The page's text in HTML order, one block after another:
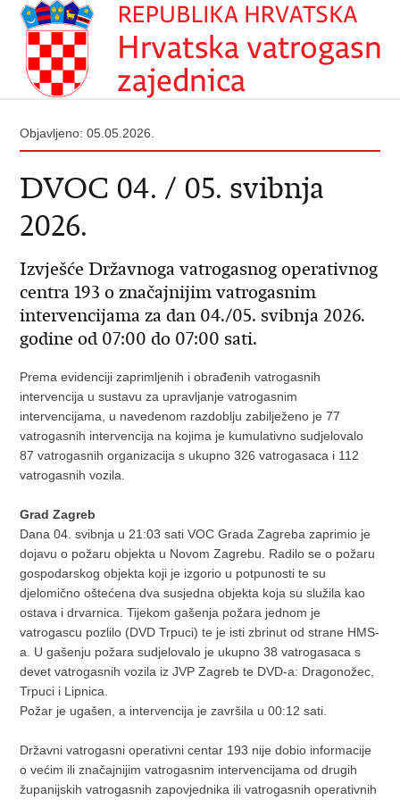
Objavljeno: 05.05.2026.
DVOC 04. / 05. svibnja
2026.
Izvješće Državnoga vatrogasnog operativnog
centra 193 o značajnijim vatrogasnim
intervencijama za dan 04./05. svibnja 2026.
godine od 07:00 do 07:00 sati.
Prema evidenciji zaprimljenih i obrađenih vatrogasnih
intervencija u sustavu za upravljanje vatrogasnim
intervencijama, u navedenom razdoblju zabilježeno je 77
vatrogasnih intervencija na kojima je kumulativno sudjelovalo
87 vatrogasnih organizacija s ukupno 326 vatrogasaca i 112
vatrogasnih vozila.
Grad Zagreb
Dana 04. svibnja u 21:03 sati VOC Grada Zagreba zaprimio je
dojavu o požaru objekta u Novom Zagrebu. Radilo se o požaru
gospodarskog objekta koji je izgorio u potpunosti te su
djelomično oštećena dva susjedna objekta koja su služila kao
ostava i drvarnica. Tijekom gašenja požara jednom je
vatrogascu pozlilo (DVD Trpuci) te je isti zbrinut od strane HMS-
a. U gašenju požara sudjelovalo je ukupno 38 vatrogasaca s
devet vatrogasnih vozila iz JVP Zagreb te DVD-a: Dragonožec,
Trpuci i Lipnica.
Požar je ugašen, a intervencija je završila u 00:12 sati.
Državni vatrogasni operativni centar 193 nije dobio informacije
o većim ili značajnijim vatrogasnim intervencijama od drugih
županijskih vatrogasnih zapovjednika ili vatrogasnih operativnih